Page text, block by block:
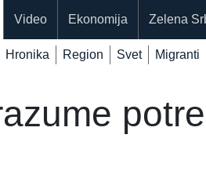
Video Ekonomija Zelena
Hronika Region Svet Migranti